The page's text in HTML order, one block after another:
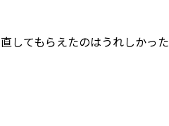
直してもらえたのはうれしかっ